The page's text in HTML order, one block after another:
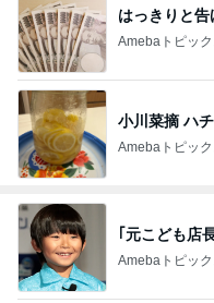
はっきりと
Amebaトピッ
小川菜摘 ハ
Amebaトピッ
｢元こども店
Amebaトピッ